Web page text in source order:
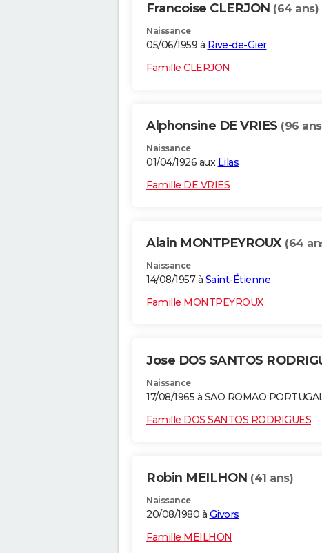
Francoise CLERJON (64 ans)
Naissance
05/06/1959 à Rive-de-Gier
Famille CLERJON
Alphonsine DE VRIES (96
Naissance
01/04/1926 aux Lilas
Famille DE VRIES
Alain MONTPEYROUX (64
Naissance
14/08/1957 à Saint-Étienne
Famille MONTPEYROUX
Jose DOS SANTOS
Naissance
17/08/1965 à SAO ROMAO
Famille DOS SANTOS RODRIGUES
Robin MEILHON (41 ans)
Naissance
20/08/1980 à Givors
Famille MEILHON